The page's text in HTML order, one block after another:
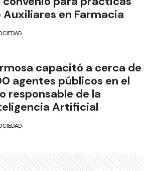
Auxiliares en Farmacia
capacitó a cerca de
agentes públicos en el
responsable de la
Artificial